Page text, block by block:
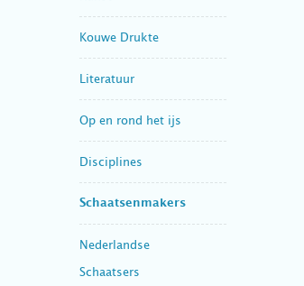
Kouwe Drukte
Literatuur
Op en rond het ijs
Disciplines
Schaatsenmakers
Nederlandse
Schaatsers